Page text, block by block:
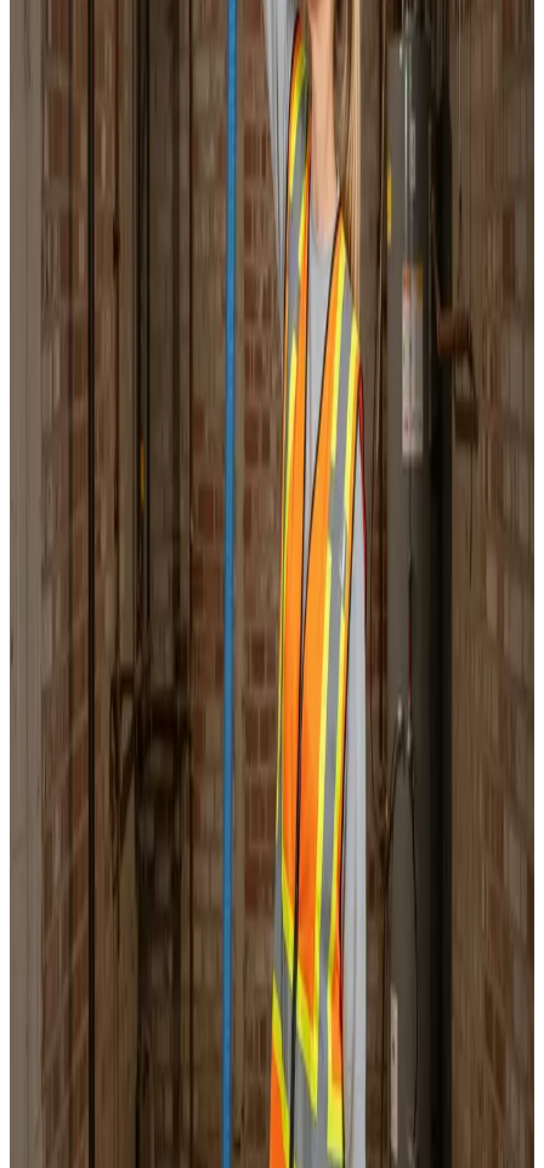
Professionel ventilationsrens
Service & vedligeholdelse